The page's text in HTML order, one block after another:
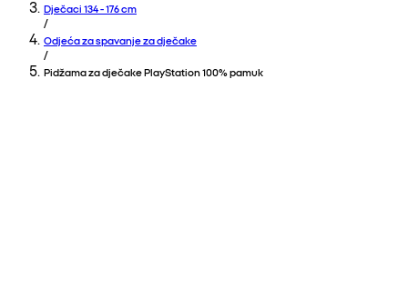
Dječaci 134 - 176 cm
/
Odjeća za spavanje za dječake
/
Pidžama za dječake PlayStation 100% pamuk